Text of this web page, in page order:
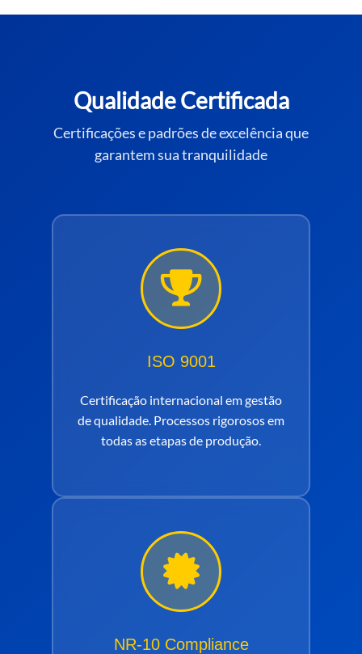
Qualidade Certificada
Certificações e padrões de excelência que
garantem sua tranquilidade
ISO 9001
Certificação internacional em gestão
de qualidade. Processos rigorosos em
todas as etapas de produção.
NR-10 Compliance